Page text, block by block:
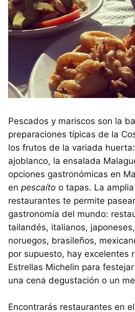
Pescados y mariscos son la
preparaciones típicas de la
los frutos de la variada
ajoblanco, la ensalada
opciones gastronómicas en
en pescaíto o tapas. La
restaurantes te permite
gastronomía del mundo:
tailandés, italianos,
noruegos, brasileños,
por supuesto, hay excelentes
Estrellas Michelin para
una cena degustación o un
Encontrarás restaurantes en